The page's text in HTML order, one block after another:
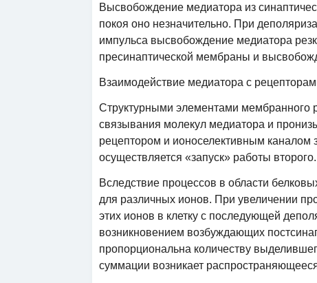
Высвобождение медиатора из
покоя оно незначительно. При
импульса высвобождение медиатора
пресинаптической мембраны и
Взаимодействие медиатора с
Структурными элементами мембранного
связывания молекул медиатора и
рецептором и ионоселективным каналом
осуществляется «запуск» работы второго.
Вследствие процессов в области
для различных ионов. При увеличении
этих ионов в клетку с последующей
возникновением возбуждающих
пропорциональна количеству
суммации возникает